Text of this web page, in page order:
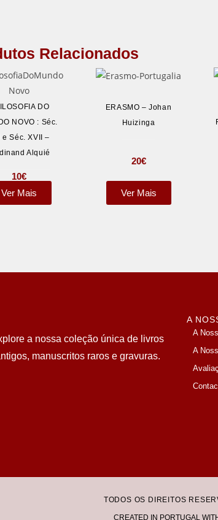
Relacionados
DO
NOVO : Séc.
e Séc. XVII –
Alquié
10€
Ver Mais
ERASMO – Johan
Huizinga
20€
Ver Mais
a nossa coleção única de livros
manuscritos raros e gravuras.
A
A
A
TODOS OS DIREITOS
CREATED IN PORTUGAL